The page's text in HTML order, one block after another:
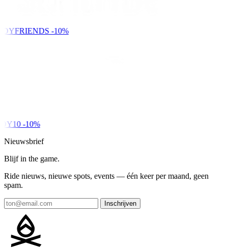
-10%
-10%
Nieuwsbrief
Blijf in the game.
Ride nieuws, nieuwe spots, events — één keer per maand, geen
spam.
Inschrijven